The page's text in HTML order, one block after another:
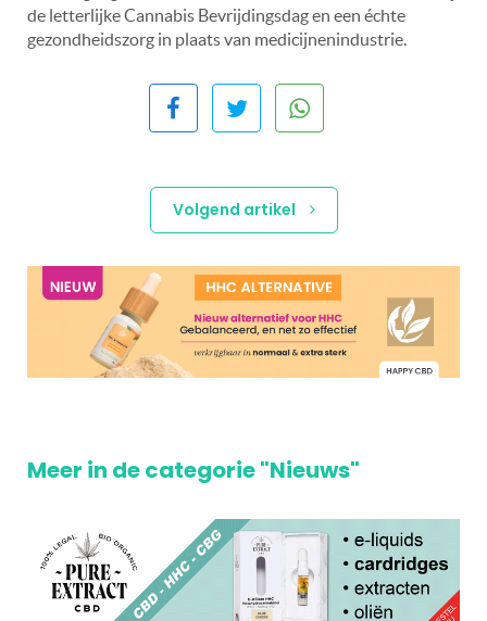
de letterlijke Cannabis Bevrijdingsdag en een échte
gezondheidszorg in plaats van medicijnenindustrie.
Volgend artikel
Meer in de categorie "Nieuws"